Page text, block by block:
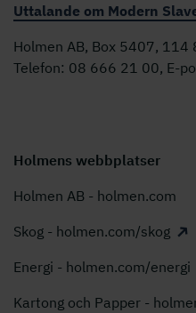
Uttalande om Modern
Holmen AB, Box 5407, 114
Telefon: 08 666 21 00, E-
Holmens webbplatser
Holmen AB - holmen.com
Skog - holmen.com/skog
Energi - holmen.com/energi
Kartong och Papper -